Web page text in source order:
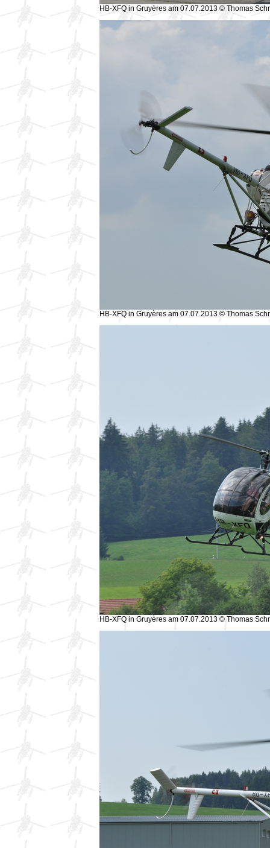
HB-XFQ in Gruyères am 07.07.2013 © Thomas
HB-XFQ in Gruyères am 07.07.2013 © Thomas
HB-XFQ in Gruyères am 07.07.2013 © Thomas